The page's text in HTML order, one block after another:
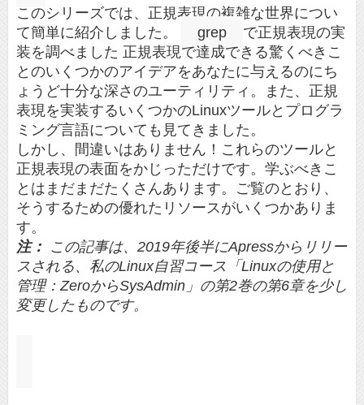
このシリーズでは、正規表現の複雑な世界につい
て簡単に紹介しました。
grep
で正規表現の実
装を調べました 正規表現で達成できる驚くべきこ
とのいくつかのアイデアをあなたに与えるのにち
ょうど十分な深さのユーティリティ。また、正規
表現を実装するいくつかのLinuxツールとプログラ
ミング言語についても見てきました。
しかし、間違いはありません！これらのツールと
正規表現の表面をかじっただけです。学ぶべきこ
とはまだまだたくさんあります。ご覧のとおり、
そうするための優れたリソースがいくつかありま
す。
注： この記事は、2019年後半にApressからリリー
スされる、私のLinux自習コース「Linuxの使用と
管理：ZeroからSysAdmin」の第2巻の第6章を少し
変更したものです。